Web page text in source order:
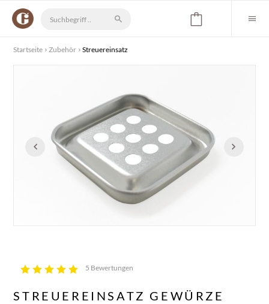
Startseite Zubehör Streuereinsatz
5 Bewertungen
STREUEREINSATZ GEWÜRZE